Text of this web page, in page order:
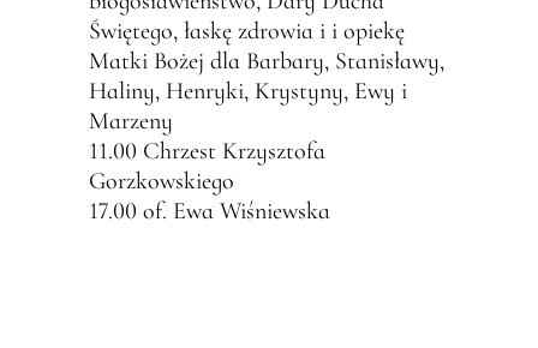
Świętego, łaskę zdrowia i i opiekę
Matki Bożej dla Barbary, Stanisławy,
Haliny, Henryki, Krystyny, Ewy i
Marzeny
11.00 Chrzest Krzysztofa
Gorzkowskiego
17.00 of. Ewa Wiśniewska